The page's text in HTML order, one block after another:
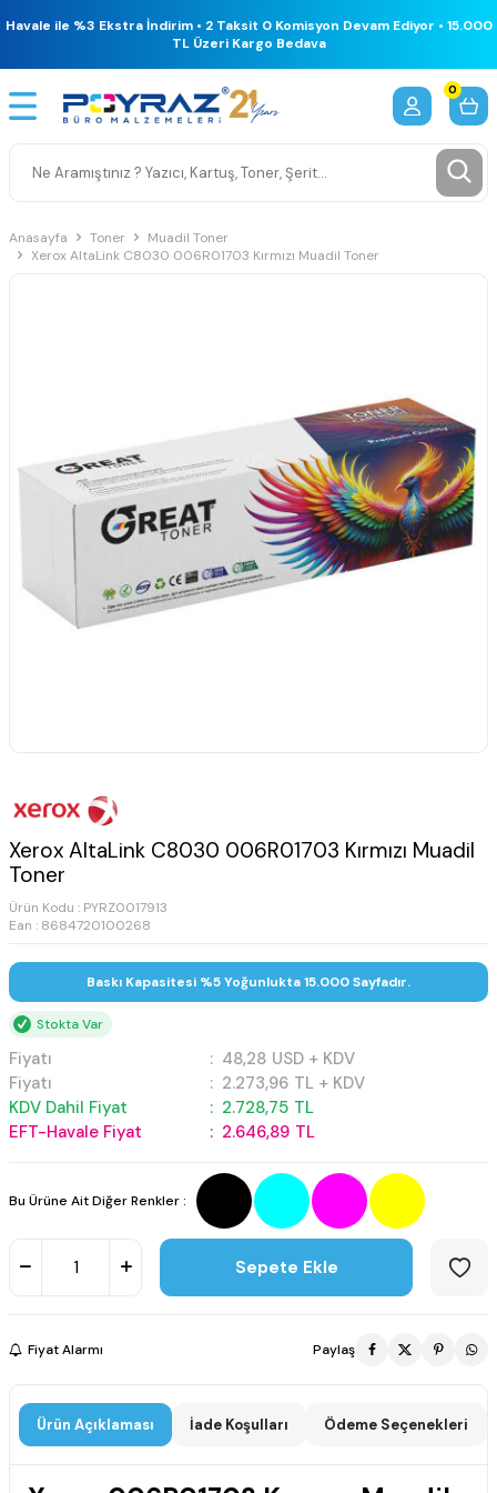
Havale ile %3 Ekstra İndirim • 2 Taksit 0 Komisyon Devam Ediyor • 15.000
TL Üzeri Kargo Bedava
0
Anasayfa Toner
Muadil Toner
Xerox AltaLink C8030 006R01703 Kırmızı Muadil Toner
Xerox AltaLink C8030 006R01703 Kırmızı Muadil
Toner
Ürün Kodu : PYRZ0017913
Ean : 8684720100268
Baskı Kapasitesi %5 Yoğunlukta 15.000 Sayfadır.
Stokta Var
Fiyatı : 48,28 USD + KDV
Fiyatı
: 2.273,96 TL + KDV
KDV Dahil Fiyat
: 2.728,75 TL
EFT-Havale Fiyat
: 2.646,89 TL
Bu Ürüne Ait Diğer Renkler :
Sepete Ekle
Fiyat Alarmı Paylaş
Ürün Açıklaması İade Koşulları Ödeme Seçenekleri